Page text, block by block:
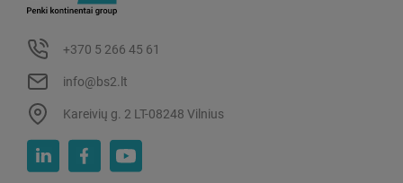
+370 5 266 45 61
info@bs2.lt
Kareivių g. 2 LT-08248 Vilnius